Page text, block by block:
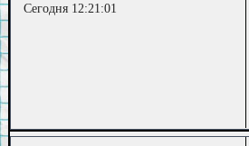
Сегодня 12:21:01